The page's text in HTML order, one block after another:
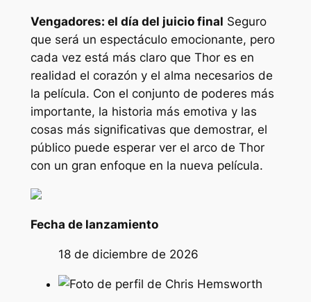
Vengadores: el día del juicio final Seguro
que será un espectáculo emocionante, pero
cada vez está más claro que Thor es en
realidad el corazón y el alma necesarios de
la película. Con el conjunto de poderes más
importante, la historia más emotiva y las
cosas más significativas que demostrar, el
público puede esperar ver el arco de Thor
con un gran enfoque en la nueva película.
Fecha de lanzamiento
18 de diciembre de 2026